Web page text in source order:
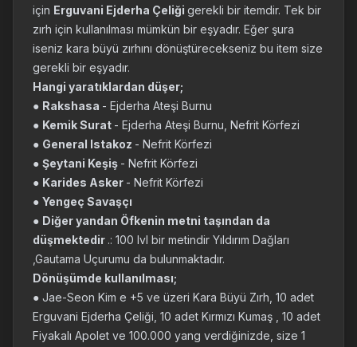
için Erguvani Ejderha Çeliği gerekli bir itemdir. Tek bir
zırh için kullanılması mümkün bir eşyadır. Eğer şura
iseniz kara büyü zırhını dönüştürecekseniz bu item size
gerekli bir eşyadır.
Hangi yaratıklardan düşer;
● Rakshasa - Ejderha Ateşi Burnu
● Kemik Surat - Ejderha Ateşi Burnu, Nefrit Körfezi
● General Istakoz - Nefrit Körfezi
● Şeytani Keşiş - Nefrit Körfezi
● Karides Asker - Nefrit Körfezi
● Yengeç Savaşçı
● Diğer yandan Öfkenin metni taşından da
düşmektedir .: 100 lvl bir metindir Yıldırım Dağları
,Gautama Uçurumu da bulunmaktadır.
Dönüşümde kullanılması;
● Jae-Seon Kim e +5 ve üzeri Kara Büyü Zırh, 10 adet
Erguvani Ejderha Çeliği, 10 adet Kırmızı Kumaş , 10 adet
Fiyakalı Apolet ve 100.000 yang verdiğinizde, size 1